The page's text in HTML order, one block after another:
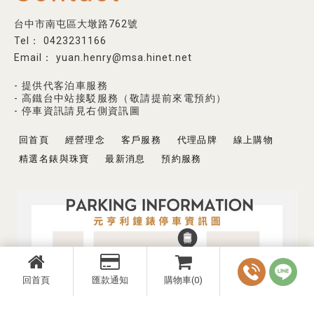
回首頁 匯款通知 購物車(0)
台中市南屯區大墩路762號
0423231166
yuan.henry@msa.hinet.net
- 提供代客泊車服務
- 高鐵台中站接駁服務（敬請提前來電預約）
- 停車資訊請見右側資訊圖
回首頁 經營理念 客戶服務 代理品牌
線上購物
精選名錶與珠寶
最新消息 預約服務